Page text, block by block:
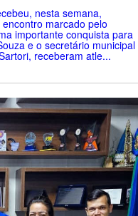
nesta semana,
marcado pelo
importante conquista para
e o secretário municipal
receberam atle...